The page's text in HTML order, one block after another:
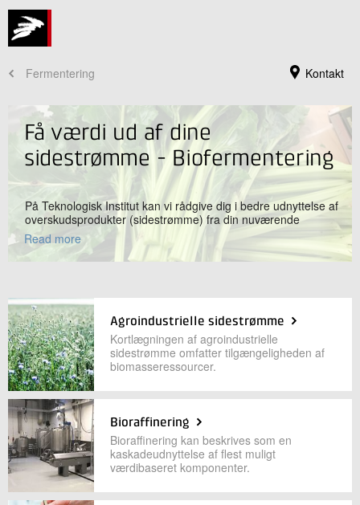
Kontakt
Fermentering
Anne Christine Steenkjær Hastrup
Souschef
Bioressourcer
+45 72 20 16 02
Send e-mail
LinkedIn
Skriv til mig
Få værdi ud af dine
sidestrømme - Biofermentering
På Teknologisk Institut kan vi rådgive dig i bedre udnyttelse af
overskudsprodukter (sidestrømme) fra din nuværende
produktion. Der eksisterer i dag mange sidestrømme, der i dag
ikke udnyttes og som blot går til spilde. Det kan fx være rester
fra fiskeindustrien eller landbruget. Via dels bioraffinering eller
Read more
Agroindustrielle sidestrømme
Kortlægningen af agroindustrielle
sidestrømme omfatter tilgængeligheden af
biomasseressourcer.
Bioraffinering
Bioraffinering kan beskrives som en
kaskadeudnyttelse af flest muligt
værdibaseret komponenter.